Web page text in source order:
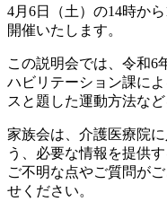
4月6日（土）の14時か
開催いたします。
この説明会では、令和6
ハビリテーション課に
スと題した運動方法など
家族会は、介護医療院
う、必要な情報を提供
ご不明な点やご質問が
せください。